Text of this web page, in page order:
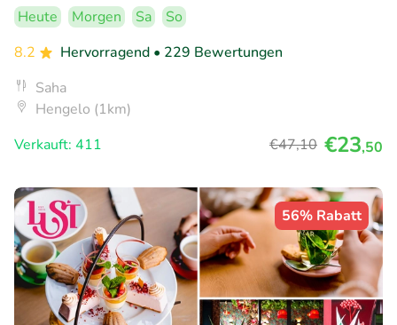
Heute Morgen Sa
So
8.2
Hervorragend • 229 Bewertungen
Saha
Hengelo (1km)
Verkauft: 411
€47,10 €23,50
56% Rabatt